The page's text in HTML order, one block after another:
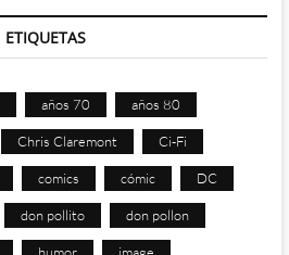
ETIQUETAS
años 70 años 80
Chris Claremont Ci-Fi
comics cómic DC
don pollito don pollon